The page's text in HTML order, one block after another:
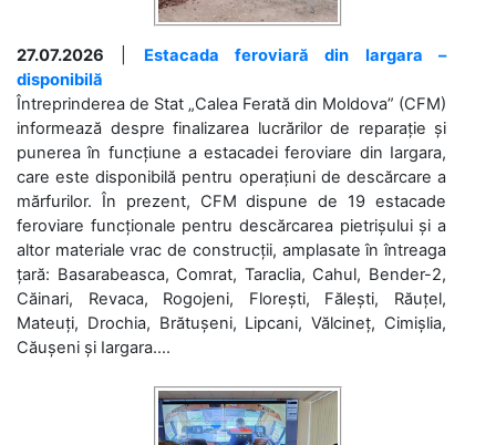
27.07.2026
Estacada feroviară din Iargara –
disponibilă
Întreprinderea de Stat „Calea Ferată din Moldova” (CFM)
informează despre finalizarea lucrărilor de reparație și
punerea în funcțiune a estacadei feroviare din Iargara,
care este disponibilă pentru operațiuni de descărcare a
mărfurilor. În prezent, CFM dispune de 19 estacade
feroviare funcționale pentru descărcarea pietrișului și a
altor materiale vrac de construcții, amplasate în întreaga
țară: Basarabeasca, Comrat, Taraclia, Cahul, Bender-2,
Căinari, Revaca, Rogojeni, Florești, Fălești, Răuțel,
Mateuți, Drochia, Brătușeni, Lipcani, Vălcineț, Cimișlia,
Căușeni și Iargara....